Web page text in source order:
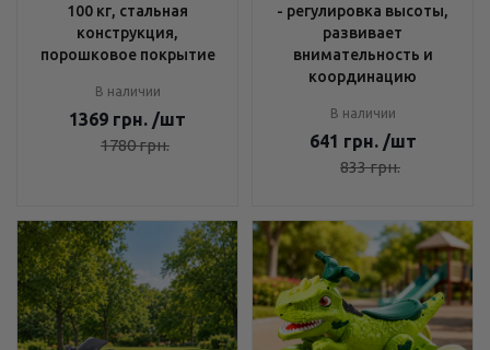
100 кг, стальная
конструкция,
порошковое покрытие
В наличии
1369 грн. /шт
1780грн.
- регулировка высоты,
развивает
внимательность и
координацию
В наличии
641 грн. /шт
833грн.